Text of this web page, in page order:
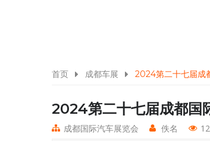
首页 成都车展 2024第二十七届成
2024第二十七届成都国
成都国际汽车展览会 佚名